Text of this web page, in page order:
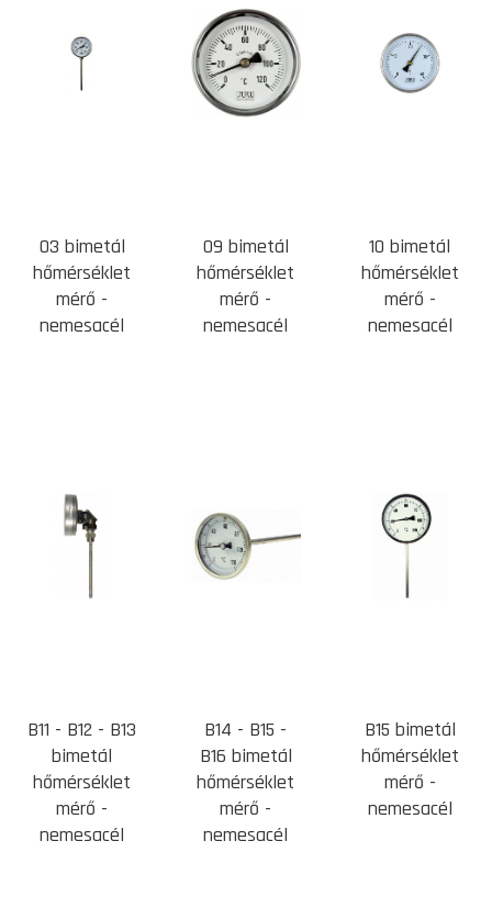
03 bimetál
hőmérséklet
mérő -
nemesacél
09 bimetál
hőmérséklet
mérő -
nemesacél
10 bimetál
hőmérséklet
mérő -
nemesacél
B11 - B12 - B13
bimetál
hőmérséklet
mérő -
nemesacél
B14 - B15 -
B16 bimetál
hőmérséklet
mérő -
nemesacél
B15 bimetál
hőmérséklet
mérő -
nemesacél